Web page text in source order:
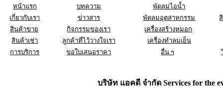
หน้าแรก บทความ
พัดลมไอน้ำ
เกี่ยวกับเรา
ข่าวสาร พัดลมอุตสาหกรรม
สินค้าขาย
กิจกรรมของเรา
เครื่องสร้างหมอก
สินค้าเช่า
ลูกค้าที่ไว้วางใจเรา
เครื่องทำลมเย็น
การบริการ
ขอใบเสนอราคา อื่น ๆ
บริษัท แอคดี จำกัด Services for the